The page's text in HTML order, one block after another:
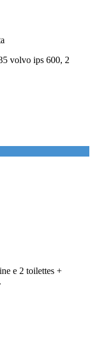
volvo ips 600, 2
e 2 toilettes +